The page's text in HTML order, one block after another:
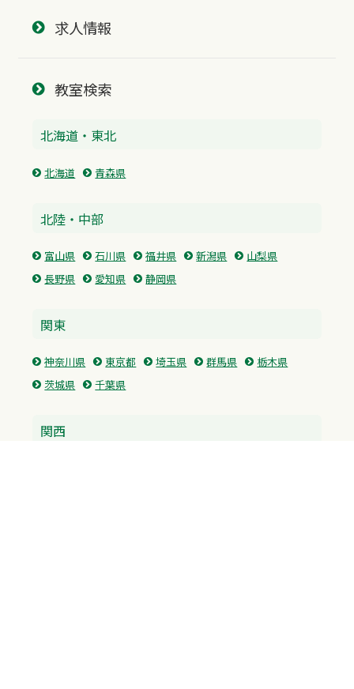
求人情報
教室検索
北海道・東北
北海道 青森県
北陸・中部
富山県 石川県 福井県 新潟県
山梨県
長野県
愛知県 静岡県
関東
神奈川県 東京都 埼玉県 群馬県
栃木県
茨城県
千葉県
関西